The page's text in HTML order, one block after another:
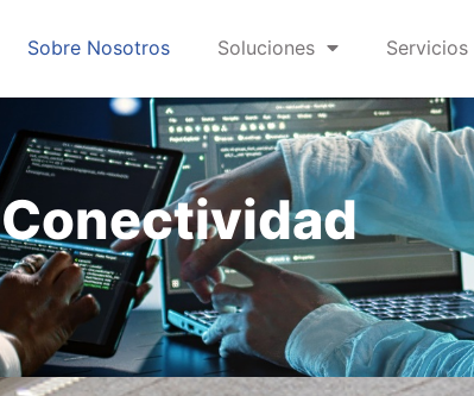
Sobre Nosotros Soluciones Servicios
Conectividad